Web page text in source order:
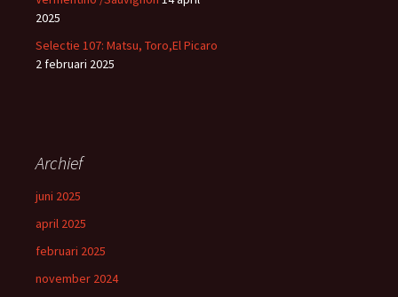
2025
Selectie 107: Matsu, Toro,El Picaro
2 februari 2025
Archief
juni 2025
april 2025
februari 2025
november 2024